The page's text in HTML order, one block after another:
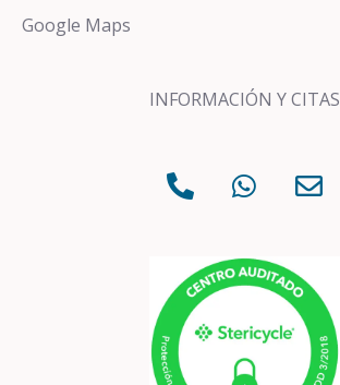
Google Maps
INFORMACIÓN Y CITAS